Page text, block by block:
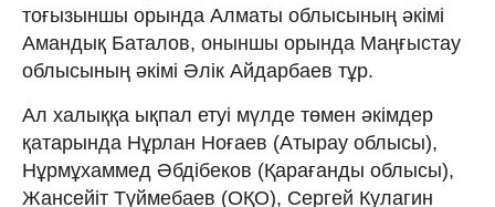
тоғызыншы орында Алматы облысының әкімі
Амандық Баталов, оныншы орында Маңғыстау
облысының әкімі Әлік Айдарбаев тұр.
Ал халыққа ықпал етуі мүлде төмен әкімдер
қатарында Нұрлан Ноғаев (Атырау облысы),
Нұрмұхаммед Әбдібеков (Қарағанды облысы),
Жансейіт Түймебаев (ОҚО), Сергей Кулагин